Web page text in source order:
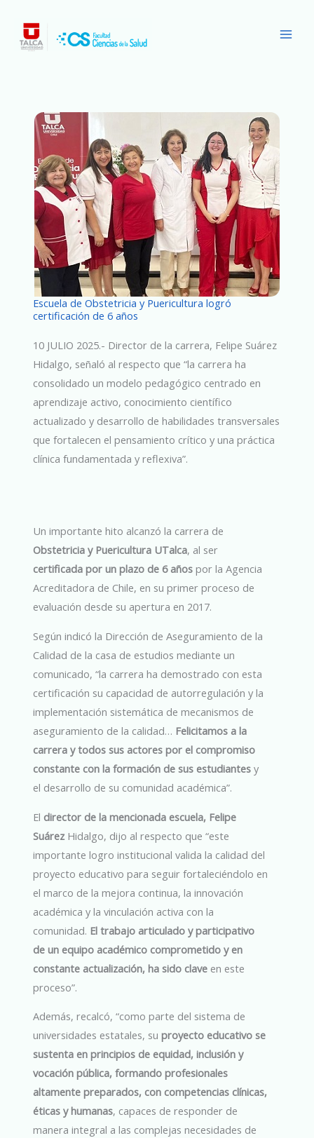
contenido
Escuela de Obstetricia y Puericultura logró
certificación de 6 años
10 JULIO 2025.- Director de la carrera, Felipe Suárez
Hidalgo, señaló al respecto que “la carrera ha
consolidado un modelo pedagógico centrado en
aprendizaje activo, conocimiento científico
actualizado y desarrollo de habilidades transversales
que fortalecen el pensamiento crítico y una práctica
clínica fundamentada y reflexiva”.
Un importante hito alcanzó la carrera de
Obstetricia y Puericultura UTalca, al ser
certificada por un plazo de 6 años por la Agencia
Acreditadora de Chile, en su primer proceso de
evaluación desde su apertura en 2017.
Según indicó la Dirección de Aseguramiento de la
Calidad de la casa de estudios mediante un
comunicado, “la carrera ha demostrado con esta
certificación su capacidad de autorregulación y la
implementación sistemática de mecanismos de
aseguramiento de la calidad… Felicitamos a la
carrera y todos sus actores por el compromiso
constante con la formación de sus estudiantes y
el desarrollo de su comunidad académica”.
El director de la mencionada escuela, Felipe
Suárez Hidalgo, dijo al respecto que “este
importante logro institucional valida la calidad del
proyecto educativo para seguir fortaleciéndolo en
el marco de la mejora continua, la innovación
académica y la vinculación activa con la
comunidad. El trabajo articulado y participativo
de un equipo académico comprometido y en
constante actualización, ha sido clave en este
proceso”.
Además, recalcó, “como parte del sistema de
universidades estatales, suproyecto educativo se
sustenta en principios de equidad, inclusión y
vocación pública, formando profesionales
altamente preparados, con competencias clínicas,
éticas y humanas, capaces de responder de
manera integral a las complejas necesidades de